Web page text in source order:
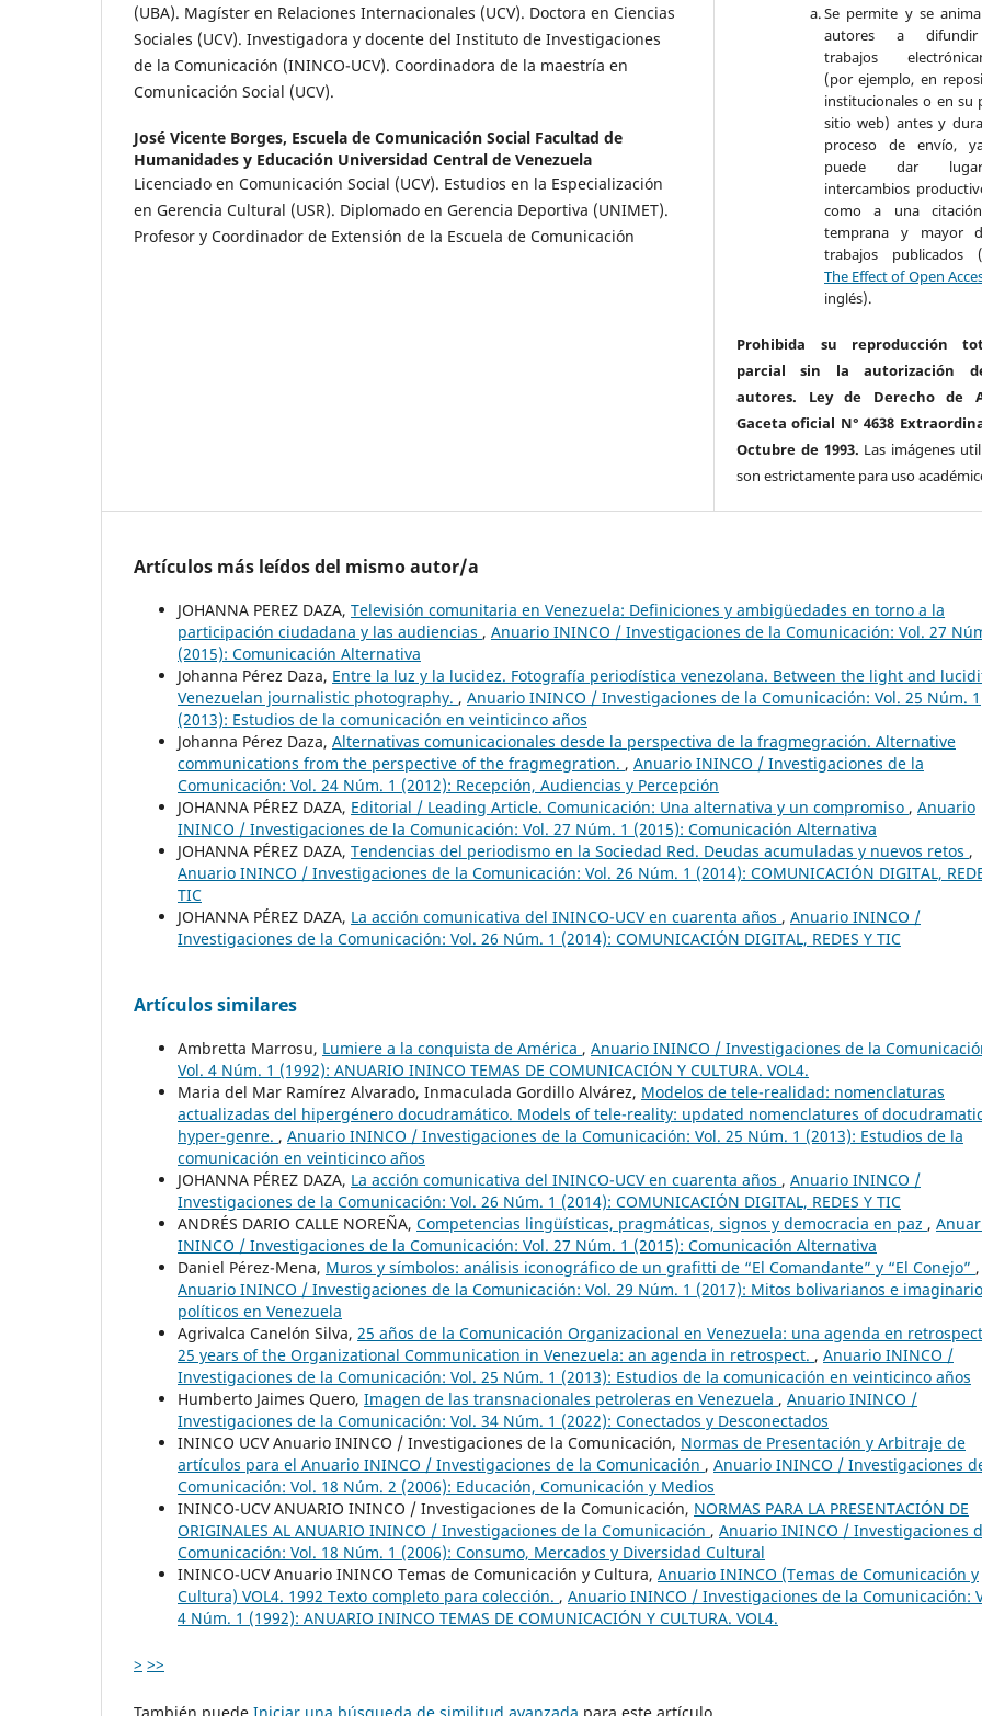
(UBA). Magíster en Relaciones Internacionales (UCV). Doctora en Ciencias
Sociales (UCV). Investigadora y docente del Instituto de Investigaciones
de la Comunicación (ININCO-UCV). Coordinadora de la maestría en
Comunicación Social (UCV).
José Vicente Borges, Escuela de Comunicación Social Facultad de
Humanidades y Educación Universidad Central de Venezuela
Licenciado en Comunicación Social (UCV). Estudios en la Especialización
en Gerencia Cultural (USR). Diplomado en Gerencia Deportiva (UNIMET).
Profesor y Coordinador de Extensión de la Escuela de Comunicación
Se permite y se
autores a
trabajos
(por ejemplo, en
institucionales o en su
sitio web) antes y
proceso de envío,
puede dar
intercambios
como a una
temprana y mayor
trabajos publicados
The Effect of Open
inglés).
Prohibida su reproducción
parcial sin la autorización
autores. Ley de Derecho de
Gaceta oficial N° 4638
Octubre de 1993. Las imágenes
son estrictamente para uso
Artículos más leídos del mismo autor/a
JOHANNA PEREZ DAZA, Televisión comunitaria en Venezuela: Definiciones y ambigüedades en torno a la
participación ciudadana y las audiencias , Anuario ININCO / Investigaciones de la Comunicación: Vol. 27
(2015): Comunicación Alternativa
Johanna Pérez Daza, Entre la luz y la lucidez. Fotografía periodística venezolana. Between the light and
Venezuelan journalistic photography. , Anuario ININCO / Investigaciones de la Comunicación: Vol. 25 Núm. 1
(2013): Estudios de la comunicación en veinticinco años
Johanna Pérez Daza, Alternativas comunicacionales desde la perspectiva de la fragmegración. Alternative
communications from the perspective of the fragmegration. , Anuario ININCO / Investigaciones de la
Comunicación: Vol. 24 Núm. 1 (2012): Recepción, Audiencias y Percepción
JOHANNA PÉREZ DAZA, Editorial / Leading Article. Comunicación: Una alternativa y un compromiso , Anuario
ININCO / Investigaciones de la Comunicación: Vol. 27 Núm. 1 (2015): Comunicación Alternativa
JOHANNA PÉREZ DAZA, Tendencias del periodismo en la Sociedad Red. Deudas acumuladas y nuevos retos ,
Anuario ININCO / Investigaciones de la Comunicación: Vol. 26 Núm. 1 (2014): COMUNICACIÓN DIGITAL,
TIC
JOHANNA PÉREZ DAZA, La acción comunicativa del ININCO-UCV en cuarenta años , Anuario ININCO /
Investigaciones de la Comunicación: Vol. 26 Núm. 1 (2014): COMUNICACIÓN DIGITAL, REDES Y TIC
Artículos similares
Ambretta Marrosu, Lumiere a la conquista de América , Anuario ININCO / Investigaciones de la
Vol. 4 Núm. 1 (1992): ANUARIO ININCO TEMAS DE COMUNICACIÓN Y CULTURA. VOL4.
Maria del Mar Ramírez Alvarado, Inmaculada Gordillo Alvárez, Modelos de tele-realidad: nomenclaturas
actualizadas del hipergénero docudramático. Models of tele-reality: updated nomenclatures of docudramatic
hyper-genre. , Anuario ININCO / Investigaciones de la Comunicación: Vol. 25 Núm. 1 (2013): Estudios de la
comunicación en veinticinco años
JOHANNA PÉREZ DAZA, La acción comunicativa del ININCO-UCV en cuarenta años , Anuario ININCO /
Investigaciones de la Comunicación: Vol. 26 Núm. 1 (2014): COMUNICACIÓN DIGITAL, REDES Y TIC
ANDRÉS DARIO CALLE NOREÑA, Competencias lingüísticas, pragmáticas, signos y democracia en paz ,
ININCO / Investigaciones de la Comunicación: Vol. 27 Núm. 1 (2015): Comunicación Alternativa
Daniel Pérez-Mena, Muros y símbolos: análisis iconográfico de un grafitti de “El Comandante” y “El Conejo” ,
Anuario ININCO / Investigaciones de la Comunicación: Vol. 29 Núm. 1 (2017): Mitos bolivarianos e
políticos en Venezuela
Agrivalca Canelón Silva, 25 años de la Comunicación Organizacional en Venezuela: una agenda en
25 years of the Organizational Communication in Venezuela: an agenda in retrospect. , Anuario ININCO /
Investigaciones de la Comunicación: Vol. 25 Núm. 1 (2013): Estudios de la comunicación en veinticinco años
Humberto Jaimes Quero, Imagen de las transnacionales petroleras en Venezuela , Anuario ININCO /
Investigaciones de la Comunicación: Vol. 34 Núm. 1 (2022): Conectados y Desconectados
ININCO UCV Anuario ININCO / Investigaciones de la Comunicación, Normas de Presentación y Arbitraje de
artículos para el Anuario ININCO / Investigaciones de la Comunicación , Anuario ININCO / Investigaciones
Comunicación: Vol. 18 Núm. 2 (2006): Educación, Comunicación y Medios
ININCO-UCV ANUARIO ININCO / Investigaciones de la Comunicación, NORMAS PARA LA PRESENTACIÓN DE
ORIGINALES AL ANUARIO ININCO / Investigaciones de la Comunicación , Anuario ININCO / Investigaciones
Comunicación: Vol. 18 Núm. 1 (2006): Consumo, Mercados y Diversidad Cultural
ININCO-UCV Anuario ININCO Temas de Comunicación y Cultura, Anuario ININCO (Temas de Comunicación y
Cultura) VOL4. 1992 Texto completo para colección. , Anuario ININCO / Investigaciones de la Comunicación:
4 Núm. 1 (1992): ANUARIO ININCO TEMAS DE COMUNICACIÓN Y CULTURA. VOL4.
> >>